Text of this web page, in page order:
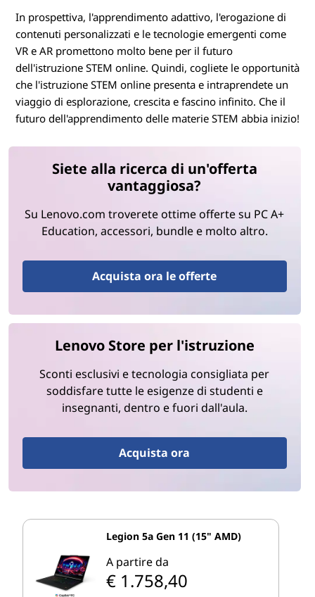
In prospettiva, l'apprendimento adattivo, l'erogazione di
contenuti personalizzati e le tecnologie emergenti come
VR e AR promettono molto bene per il futuro
dell'istruzione STEM online. Quindi, cogliete le opportunità
che l'istruzione STEM online presenta e intraprendete un
viaggio di esplorazione, crescita e fascino infinito. Che il
futuro dell'apprendimento delle materie STEM abbia inizio!
Siete alla ricerca di un'offerta
vantaggiosa?
Su Lenovo.com troverete ottime offerte su PC A+
Education, accessori, bundle e molto altro.
Acquista ora le offerte
Lenovo Store per l'istruzione
Sconti esclusivi e tecnologia consigliata per
soddisfare tutte le esigenze di studenti e
insegnanti, dentro e fuori dall'aula.
Acquista ora
Legion 5a Gen 11 (15" AMD)
A partire da
€ 1.758,40